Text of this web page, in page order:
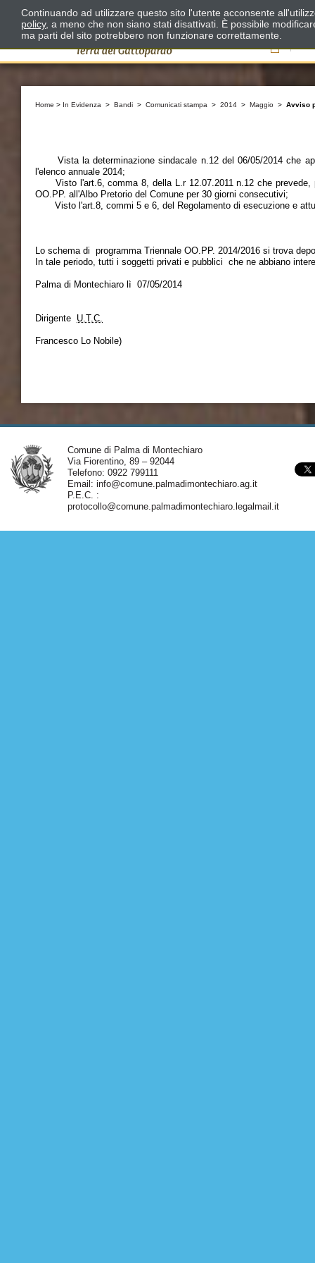
Il
Home > In Evidenza > Bandi > Comunicati stampa > 2014 > Maggio > Avviso
Vista la determinazione sindacale n.12 del 06/05/2014 che
l'elenco annuale 2014;
Visto l'art.6, comma 8, della L.r 12.07.2011 n.12 che prevede,
OO.PP. all'Albo Pretorio del Comune per 30 giorni consecutivi;
Visto l'art.8, commi 5 e 6, del Regolamento di esecuzione e
Lo schema di programma Triennale OO.PP. 2014/2016 si trova
In tale periodo, tutti i soggetti privati e pubblici che ne abbiano
Palma di Montechiaro lì 07/05/2014
Dirigente U.T.C.
Francesco Lo Nobile)
Comune di Palma di Montechiaro
Via Fiorentino, 89 – 92044
Telefono: 0922 799111
Email: info@comune.palmadimontechiaro.ag.it
P.E.C. :
protocollo@comune.palmadimontechiaro.legalmail.it
Continuando ad utilizzare questo sito l'utente acconsente
policy, a meno che non siano stati disattivati. È possibile
ma parti del sito potrebbero non funzionare correttamente.